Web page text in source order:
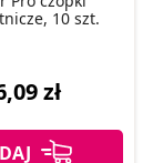
10 szt.
zł